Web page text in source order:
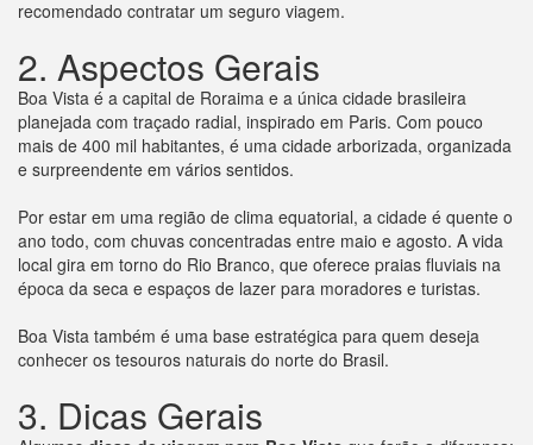
recomendado contratar um seguro viagem.
2. Aspectos Gerais
Boa Vista é a capital de Roraima e a única cidade brasileira
planejada com traçado radial, inspirado em Paris. Com pouco
mais de 400 mil habitantes, é uma cidade arborizada, organizada
e surpreendente em vários sentidos.
Por estar em uma região de clima equatorial, a cidade é quente o
ano todo, com chuvas concentradas entre maio e agosto. A vida
local gira em torno do Rio Branco, que oferece praias fluviais na
época da seca e espaços de lazer para moradores e turistas.
Boa Vista também é uma base estratégica para quem deseja
conhecer os tesouros naturais do norte do Brasil.
3. Dicas Gerais